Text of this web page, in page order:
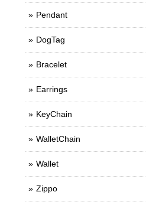
Pendant
DogTag
Bracelet
Earrings
KeyChain
WalletChain
Wallet
Zippo